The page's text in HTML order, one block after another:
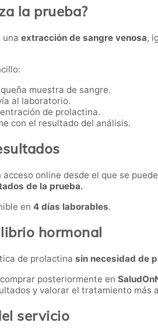
la prueba?
una extracción de sangre venosa,
muestra de sangre.
al laboratorio.
de prolactina.
con el resultado del análisis.
online desde el que se
de la prueba.
en 4 días laborables.
hormonal
de prolactina sin necesidad de
posteriormente en
y valorar el tratamiento más
servicio